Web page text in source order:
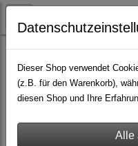
Nieten & Zubehör
Dieser Shop verwendet
(z.B. für den Warenkorb),
diesen Shop und Ihre